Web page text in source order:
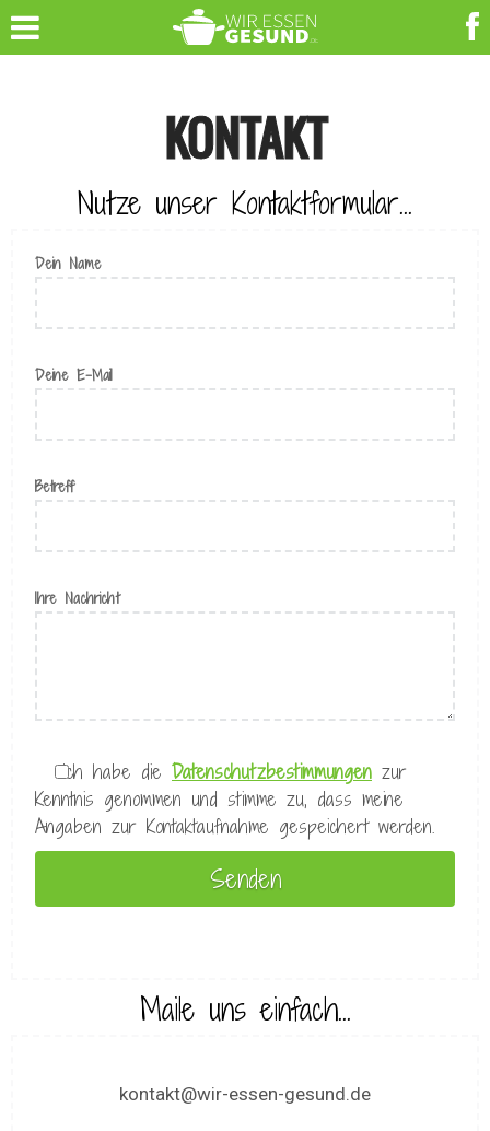
KONTAKT
Nutze unser Kontaktformular...
Dein Name
Deine E-Mail
Betreff
Ihre Nachricht
Ich habe die Datenschutzbestimmungen zur
Kenntnis genommen und stimme zu, dass meine
Angaben zur Kontaktaufnahme gespeichert werden.
Maile uns einfach...
kontakt@wir-essen-gesund.de